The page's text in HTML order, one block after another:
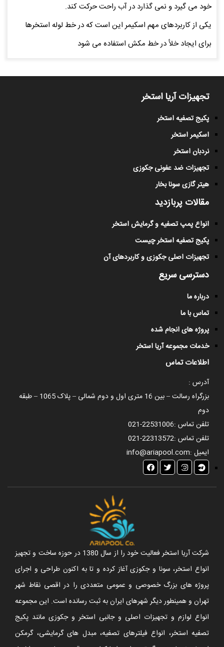
خود می گیرد و نمی گذارد در آب راحت حرکت کند.
یکی از کاربردهای مهم اسکیمر این است که در خط لوله استخرها
برای ایجاد خلأ در خط مکش استفاده می شود
تجهیزات آریا استخر
پکیج تصفیه استخر
اسکیمر استخر
نردبان استخر
تجهیزات ضد عفونی جکوزی
هیتر گازی سونا بخار
مقالات پربازدید
انواع پمپ تصفیه و گرمایش استخر
پکیج تصفیه استخر چیست
تجهیزات اصلی جکوزی و کاربردهای آن
دسترسی سریع
درباره ما
تماس با ما
پروژه های انجام شده
خدمات مجموعه آریا استخر
اطلاعات تماس
آدرس :
بزرگراه رسالت – بین 16 متری اول و دوم شمالی – پلاک 1065 – طبقه
دوم
تلفن تماس :021-22531006
تلفن تماس :021-22313572
ایمیل :info@ariapool.com
شرکت آریا استخر فعالیت خود را از سال 1380 در حوزه ساخت و تجهیز
انواع استخر، سونا و جکوزی آغاز کرده و تا به اکنون طراحی و اجرای
پروژه های بزرگ خصوصی و عمومی متعددی را در اقصی نقاط شهر
تهران و همینطور دیگر شهرهای ایران به ثبت رسانده است. این مجموعه
انواع لوازم و تجهیزات اصلی و جانبی استخر و جکوزی مانند پکیج
تصفیه استخر، انواع فیلترهای تصفیه، مبدل های گرمایشی، گرمکن